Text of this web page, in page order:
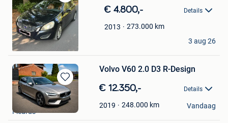
Bewaren
in
Mijn
Favorieten
€ 4.800,- Details
2013 273.000 km
Jade
Hemiksem
3 aug 26
Bewaren
in
Mijn
Favorieten
Volvo V60 2.0 D3 R-Design
€ 12.350,- Details
2019 248.000 km
Fernando
Fleurus
Vandaag